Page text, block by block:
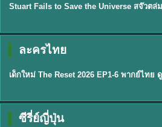
★9.3
ละครไทย
★ 8
พากย์ไทย
ซีรี่ย์ญี่ปุ่น
พากย์ไทย